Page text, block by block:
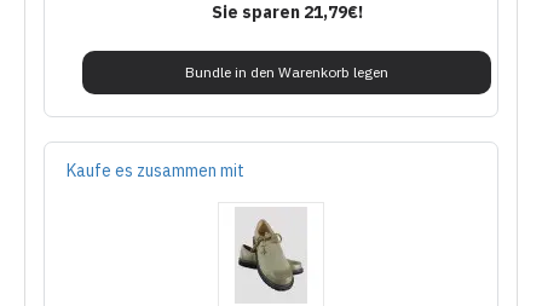
Sie sparen 21,79€!
Bundle in den Warenkorb legen
Kaufe es zusammen mit